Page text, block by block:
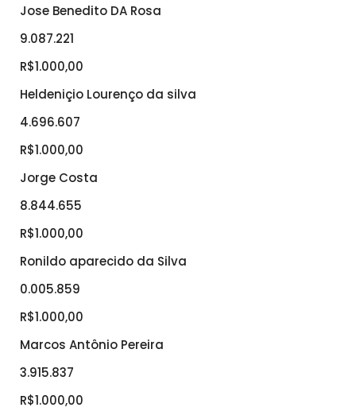
Jose Benedito DA Rosa
9.087.221
R$1.000,00
Heldeniçio Lourenço da silva
4.696.607
R$1.000,00
Jorge Costa
8.844.655
R$1.000,00
Ronildo aparecido da Silva
0.005.859
R$1.000,00
Marcos Antônio Pereira
3.915.837
R$1.000,00